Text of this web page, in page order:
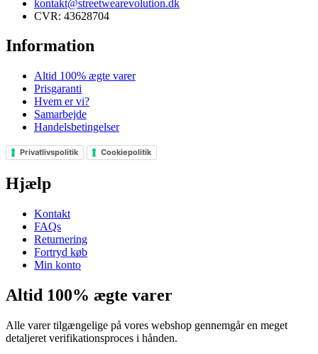
kontakt@streetwearevolution.dk
CVR: 43628704
Information
Altid 100% ægte varer
Prisgaranti
Hvem er vi?
Samarbejde
Handelsbetingelser
Privatlivspolitik Cookiepolitik
Hjælp
Kontakt
FAQs
Returnering
Fortryd køb
Min konto
Altid 100% ægte varer
Alle varer tilgængelige på vores webshop gennemgår en meget
detaljeret verifikationsproces i hånden.